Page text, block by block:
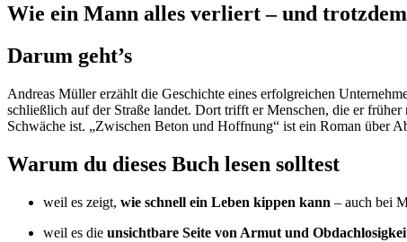
Wie ein Mann alles verliert – und
Darum geht’s
Andreas Müller erzählt die Geschichte eines erfolgreichen
schließlich auf der Straße landet. Dort trifft er Menschen, die er
Schwäche ist. „Zwischen Beton und Hoffnung“ ist ein Roman über
Warum du dieses Buch lesen solltest
weil es zeigt, wie schnell ein Leben kippen kann – auch bei
weil es die unsichtbare Seite von Armut und